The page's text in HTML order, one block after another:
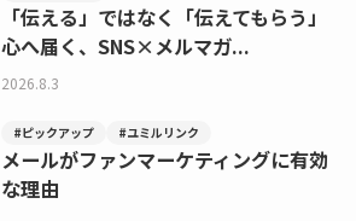
「伝える」ではなく「伝えてもらう」
心へ届く、SNS×メルマガ...
2026.8.3
#ピックアップ #ユミルリンク
メールがファンマーケティングに有効
な理由